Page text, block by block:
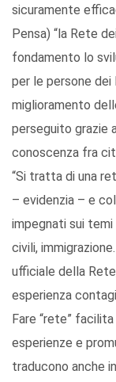
sicuramente
Pensa) “la Rete
fondamento lo
per le persone dei
miglioramento
perseguito grazie
conoscenza fra
“Si tratta di una
– evidenzia – e
impegnati sui
civili,
ufficiale della
esperienza
Fare “rete”
esperienze e
traducono anche